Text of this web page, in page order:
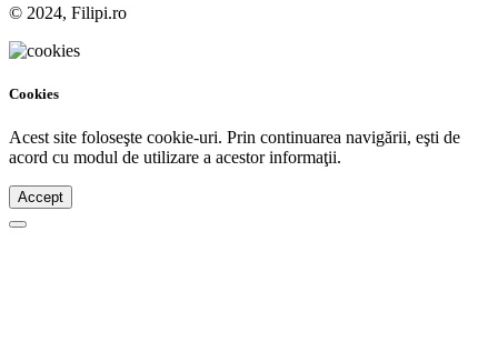
© 2024, Filipi.ro
Cookies
Acest site foloseşte cookie-uri. Prin continuarea navigării, eşti de
acord cu modul de utilizare a acestor informaţii.
Accept